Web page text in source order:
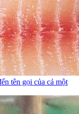
tên gọi của cả một